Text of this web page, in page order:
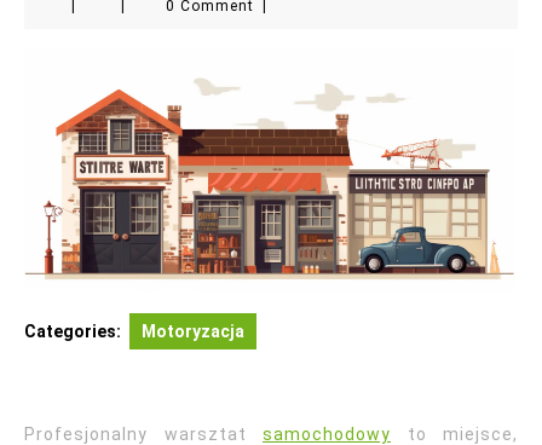
0 Comment
Categories: Motoryzacja
Profesjonalny warsztat samochodowy to miejsce,